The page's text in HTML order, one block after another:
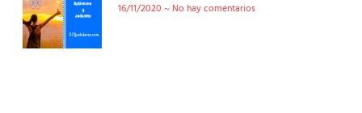
16/11/2020
No hay comentarios